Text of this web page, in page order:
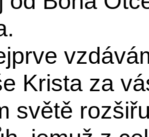
Krista za
světě